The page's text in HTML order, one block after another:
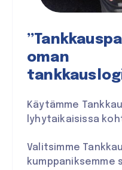
oman
Käytämme
lyhytaikaisissa
Valitsimme
kumppaniksemme